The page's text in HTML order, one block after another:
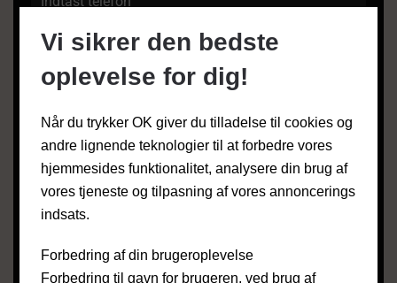
EMAIL*
POSTNUMMER & BY*
UPLOAD BILLEDE(R)
Vi sikrer den bedste
oplevelse for dig!
Når du trykker OK giver du tilladelse til cookies og
andre lignende teknologier til at forbedre vores
hjemmesides funktionalitet, analysere din brug af
vores tjeneste og tilpasning af vores annoncerings
indsats.
Forbedring af din brugeroplevelse
Forbedring til gavn for brugeren, ved brug af